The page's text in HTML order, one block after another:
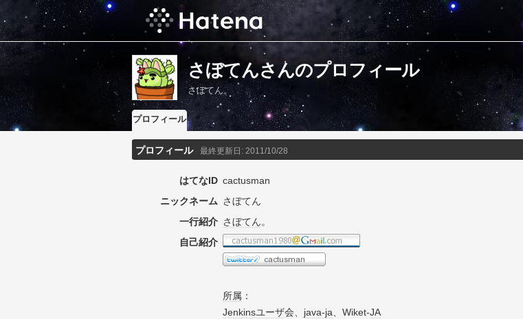
さぼてんさんのプロフィール
さぼてん。
プロフィール
プロフィール 最終更新日: 2011/10/28
はてなID cactusman
ニックネーム さぼてん
一行紹介 さぼてん。
自己紹介
所属 ：
Jenkinsユーザ会、 java-ja、Wiket-JA